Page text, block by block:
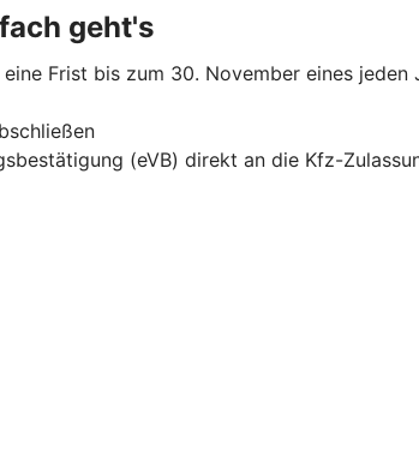
geht's
Frist bis zum 30. November eines
(eVB) direkt an die Kfz-